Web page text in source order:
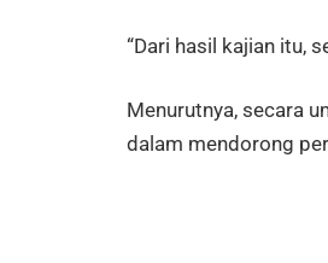
“Dari hasil kajian itu,
Menurutnya, secara
dalam mendorong